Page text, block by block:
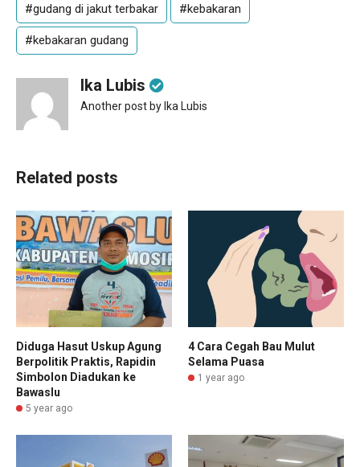
#gudang di jakut terbakar #kebakaran
#kebakaran gudang
Ika Lubis
Another post by Ika Lubis
Related posts
Diduga Hasut Uskup Agung
Berpolitik Praktis, Rapidin
Simbolon Diadukan ke
Bawaslu
5 year ago
4 Cara Cegah Bau Mulut
Selama Puasa
1 year ago